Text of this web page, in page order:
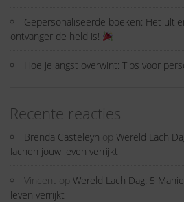
Gepersonaliseerde boeken: Het
ontvanger de held is!
Hoe je angst overwint: Tips voor
Recente reacties
Brenda Casteleyn op Wereld Lach
lachen jouw leven verrijkt
Vincent op Wereld Lach Dag: 5
leven verrijkt